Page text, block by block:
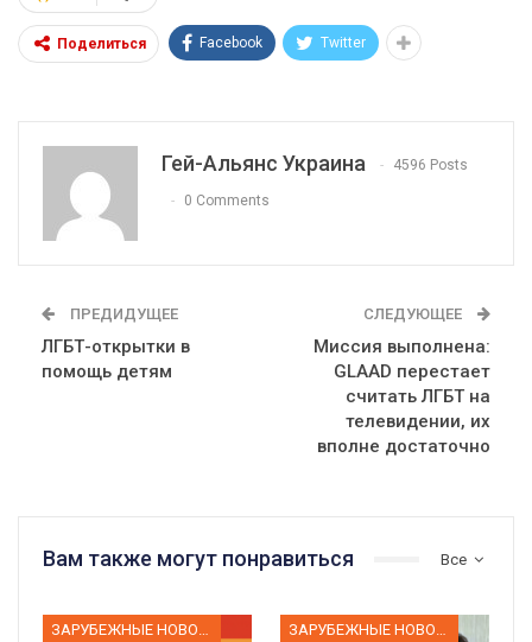
Поделиться Facebook Twitter
Гей-Альянс Украина 4596 Posts
0 Comments
ПРЕДИДУЩЕЕ
ЛГБТ-открытки в
помощь детям
СЛЕДУЮЩЕЕ
Миссия выполнена:
GLAAD перестает
считать ЛГБТ на
телевидении, их
вполне достаточно
Все
Вам также могут понравиться